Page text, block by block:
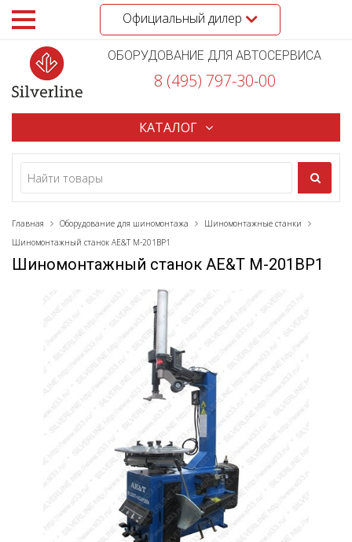
Официальный дилер
ОБОРУДОВАНИЕ ДЛЯ АВТОСЕРВИСА
8 (495) 797-30-00
КАТАЛОГ
Главная Оборудование для шиномонтажа
Шиномонтажные станки
Шиномонтажный станок AE&T M-201BP1
Шиномонтажный станок AE&T M-201BP1